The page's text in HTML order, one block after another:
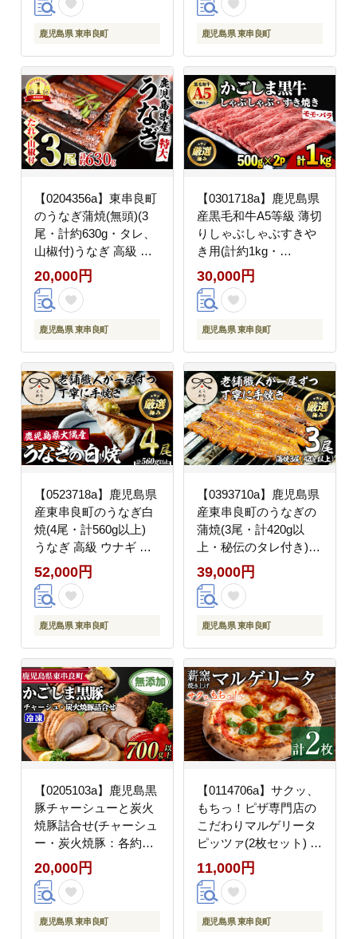
と 人気【アクアおおす
鹿児島県 東串良町
児島 ふるさと 人気 支
鹿児島県 東串良町
【0204356a】東串良町
のうなぎ蒲焼(無頭)(3
尾・計約630g・タレ、
山椒付)うなぎ 高級 ウ
ナギ 鰻 国産 蒲焼 蒲焼
き たれ 鹿児島 ふるさ
と 人気【アクアおおす
20,000円
鹿児島県 東串良町
【0301718a】鹿児島県
産黒毛和牛A5等級 薄切
りしゃぶしゃぶすきや
き用(計約1kg・
500g×2P) 牛肉 肉 和牛
冷凍 国産 鹿児島県産
お肉 モモ バラ 薄切り
冷凍 【前田畜産たかし
や】
30,000円
鹿児島県 東串良町
【0523718a】鹿児島県
産東串良町のうなぎ白
焼(4尾・計560g以上)
うなぎ 高級 ウナギ 鰻
国産 白焼き たれ 鹿児
島 【うなぎ太郎】
52,000円
鹿児島県 東串良町
【0393710a】鹿児島県
産東串良町のうなぎの
蒲焼(3尾・計420g以
上・秘伝のタレ付き)う
なぎ 高級 ウナギ 鰻 国
産 蒲焼 蒲焼き たれ 鹿
児島【うなぎ太郎】
39,000円
鹿児島県 東串良町
【0205103a】鹿児島黒
豚チャーシューと炭火
焼豚詰合せ(チャーシュ
ー・炭火焼豚：各約
200g、豚珍かん：約
150g×2パック・計約
700g)黒豚 豚肉 ぶた肉
かず【鹿児島ますや】
20,000円
鹿児島県 東串良町
【0114706a】サクッ、
もちっ！ピザ専門店の
こだわりマルゲリータ
ピッツァ(2枚セット) ピ
ザ 薪窯 マルゲリータ
トマト バジル チーズ
冷凍 【グラッツェタン
11,000円
鹿児島県 東串良町